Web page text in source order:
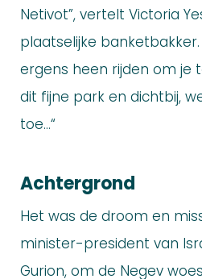
Netivot”, vertelt Victoria
plaatselijke
ergens heen rijden om je
dit fijne park en dichtbij,
toe…“
Achtergrond
Het was de droom en
minister-president van
Gurion, om de Negev